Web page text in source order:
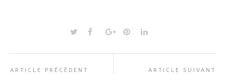
ARTICLE PRÉCÉDENT ARTICLE SUIVANT